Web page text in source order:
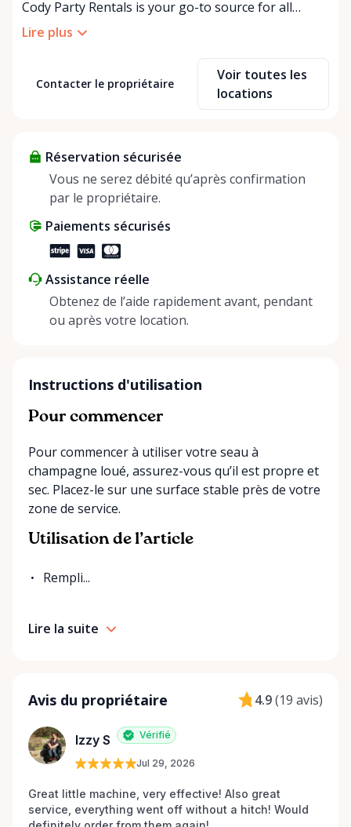
Cody Party Rentals is your go-to source for all
things party and event rentals. We’re proud to be a
partner of Rent Anything, expanding our offerings
At Cody Party Rentals, we believe in the power of
sharing—giving others the chance to rent out their
helping people enjoy more for less while making a
positive impact on the environment. By choosing to
share instead of buy, we’re all doing our part to
Lire plus
Contacter le propriétaire
Voir toutes les
locations
Réservation sécurisée
Vous ne serez débité qu’après confirmation
par le propriétaire.
Paiements sécurisés
Assistance réelle
Obtenez de l’aide rapidement avant, pendant
ou après votre location.
Instructions d'utilisation
Pour commencer
Pour commencer à utiliser votre seau à
champagne loué, assurez-vous qu’il est propre et
sec. Placez-le sur une surface stable près de votre
zone de service.
Utilisation de l’article
Rempli...
Lire la suite
Avis du propriétaire 4.9(19 avis)
Izzy S Vérifié
Jul 29, 2026
Great little machine, very effective! Also great
service, everything went off without a hitch! Would